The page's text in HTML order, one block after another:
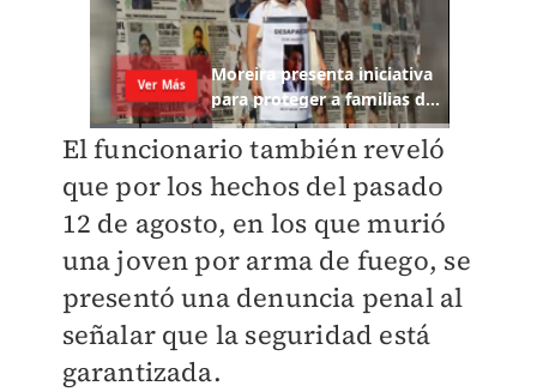
El funcionario también reveló
que por los hechos del pasado
12 de agosto, en los que murió
una joven por arma de fuego, se
presentó una denuncia penal al
señalar que la seguridad está
garantizada.